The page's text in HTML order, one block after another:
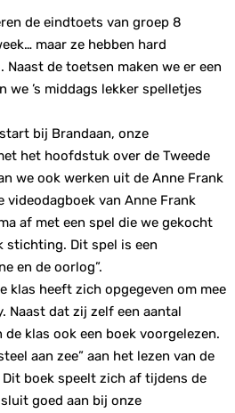
de eindtoets van groep 8
maar ze hebben hard
Naast de toetsen maken we er een
we ’s middags lekker spelletjes
bij Brandaan, onze
het hoofdstuk over de Tweede
we ook werken uit de Anne Frank
videodagboek van Anne Frank
af met een spel die we gekocht
stichting. Dit spel is een
en de oorlog”.
klas heeft zich opgegeven om mee
Naast dat zij zelf een aantal
klas ook een boek voorgelezen.
aan zee” aan het lezen van de
boek speelt zich af tijdens de
goed aan bij onze